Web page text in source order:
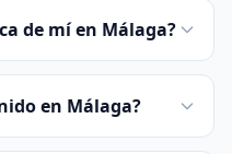
de mí en Málaga?
en Málaga?